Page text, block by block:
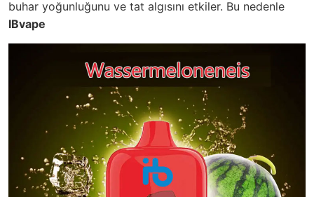
buhar yoğunluğunu ve tat algısını etkiler. Bu nedenle
IBvape